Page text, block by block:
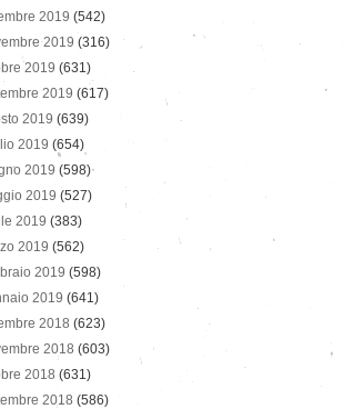
2019 (542)
2019 (316)
2019 (631)
2019 (617)
2019 (639)
2019 (654)
2019 (598)
2019 (527)
2019 (383)
2019 (562)
2019 (598)
2019 (641)
2018 (623)
2018 (603)
2018 (631)
2018 (586)